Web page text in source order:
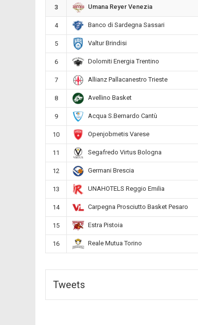
3 Umana Reyer Venezia
4 Banco di Sardegna Sassari
5 Valtur Brindisi
6 Dolomiti Energia Trentino
7 Allianz Pallacanestro Trieste
8 Avellino Basket
9 Acqua S.Bernardo Cantù
10 Openjobmetis Varese
11 Segafredo Virtus Bologna
12 Germani Brescia
13 UNAHOTELS Reggio Emilia
14 Carpegna Prosciutto Basket Pesaro
15 Estra Pistoia
16 Reale Mutua Torino
Tweets